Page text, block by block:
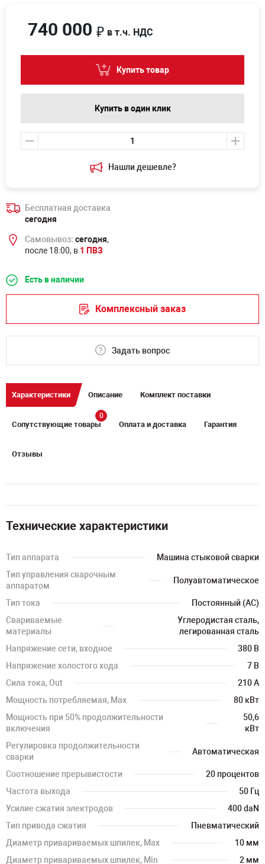
Нашли дешевле?
740 000 ₽ в т.ч. НДС
Купить товар
Купить в один клик
Бесплатная доставка
сегодня
Самовывоз: сегодня,
после 18:00, в 1 ПВЗ
Есть в наличии
Комплексный заказ
Задать вопрос
Характеристики Описание Комплект поставки
Сопутствующие товары
0
Оплата и доставка Гарантия
Отзывы
Технические характеристики
Тип аппарата
Машина стыковой сварки
Тип управления сварочным
аппаратом
Полуавтоматическое
Тип тока
Постоянный (AC)
Свариваемые
материалы
Углеродистая сталь,
легированная сталь
Напряжение сети, входное
380 В
Напряжение холостого хода
7 В
Сила тока, Out
210 А
Мощность потребляемая, Max
80 кВт
Мощность при 50% продолжительности
включения
50,6
кВт
Регулировка продолжительности
сварки
Автоматическая
Соотношение прерывистости
20 процентов
Частота выхода
50 Гц
Усилие сжатия электродов
400 daN
Тип привода сжатия
Пневматический
Диаметр привариваемых шпилек, Max
10 мм
Диаметр привариваемых шпилек, Min
2 мм